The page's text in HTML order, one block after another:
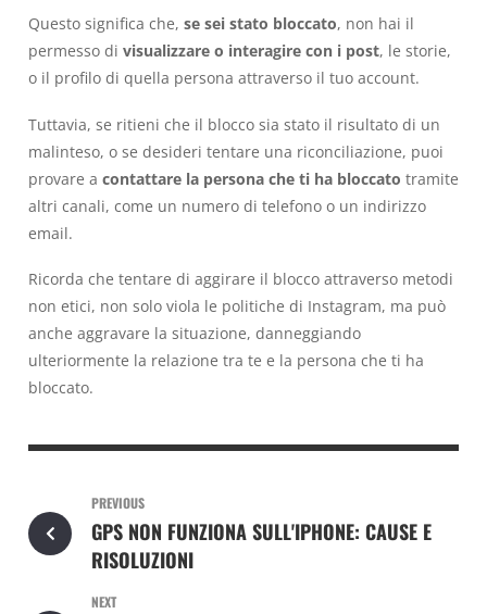
Questo significa che, se sei stato bloccato, non hai il
permesso di visualizzare o interagire con i post, le storie,
o il profilo di quella persona attraverso il tuo account.
Tuttavia, se ritieni che il blocco sia stato il risultato di un
malinteso, o se desideri tentare una riconciliazione, puoi
provare a contattare la persona che ti ha bloccato tramite
altri canali, come un numero di telefono o un indirizzo
email.
Ricorda che tentare di aggirare il blocco attraverso metodi
non etici, non solo viola le politiche di Instagram, ma può
anche aggravare la situazione, danneggiando
ulteriormente la relazione tra te e la persona che ti ha
bloccato.
PREVIOUS
GPS NON FUNZIONA SULL'IPHONE: CAUSE E
RISOLUZIONI
NEXT